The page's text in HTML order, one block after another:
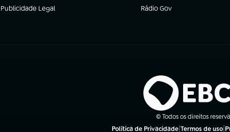
Publicidade Legal
(abre em nova aba) Rádio Gov
(abre em nova aba)
© Todos os direitos
Política de Privacidade|Termos de uso|